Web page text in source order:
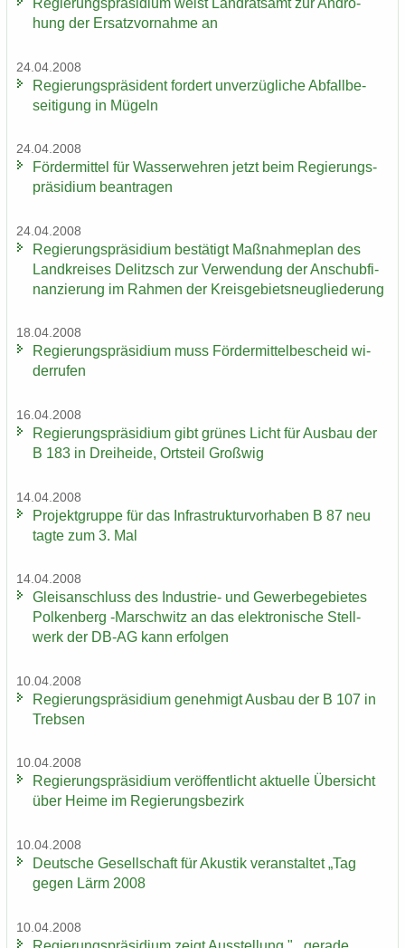
Re­gie­rungs­prä­si­di­um weist Land­rats­amt zur An­dro­
hung der Er­satz­vor­nah­me an
24.04.2008
Re­gie­rungs­prä­si­dent for­dert un­ver­züg­li­che Ab­fall­be­
sei­ti­gung in Mü­geln
24.04.2008
För­der­mit­tel für Was­ser­weh­ren jetzt beim Re­gie­rungs­
prä­si­di­um be­an­tra­gen
24.04.2008
Re­gie­rungs­prä­si­di­um be­stä­tigt Maß­nah­me­plan des
Land­krei­ses De­litzsch zur Ver­wen­dung der An­schub­fi­
nan­zie­rung im Rah­men der Kreis­ge­biets­neu­glie­de­rung
18.04.2008
Re­gie­rungs­prä­si­di­um muss För­der­mit­tel­be­scheid wi­
der­ru­fen
16.04.2008
Re­gie­rungs­prä­si­di­um gibt grü­nes Licht für Aus­bau der
B 183 in Drei­hei­de, Orts­teil Groß­wig
14.04.2008
Pro­jekt­grup­pe für das In­fra­struk­tur­vor­ha­ben B 87 neu
tagte zum 3. Mal
14.04.2008
Gleis­an­schluss des Industrie-​ und Ge­wer­be­ge­bie­tes
Pol­ken­berg -​Marschwitz an das elek­tro­ni­sche Stell­
werk der DB-AG kann er­fol­gen
10.04.2008
Re­gie­rungs­prä­si­di­um ge­neh­migt Aus­bau der B 107 in
Treb­sen
10.04.2008
Re­gie­rungs­prä­si­di­um ver­öf­fent­licht ak­tu­el­le Über­sicht
über Heime im Re­gie­rungs­be­zirk
10.04.2008
Deut­sche Ge­sell­schaft für Akus­tik ver­an­stal­tet „Tag
gegen Lärm 2008
10.04.2008